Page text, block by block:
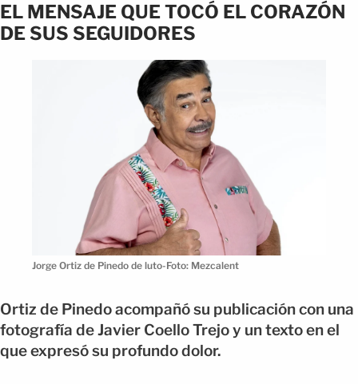
EL MENSAJE QUE TOCÓ EL CORAZÓN
DE SUS SEGUIDORES
Jorge Ortiz de Pinedo de luto-Foto: Mezcalent
Ortiz de Pinedo acompañó su publicación con una
fotografía de Javier Coello Trejo y un texto en el
que expresó su profundo dolor.